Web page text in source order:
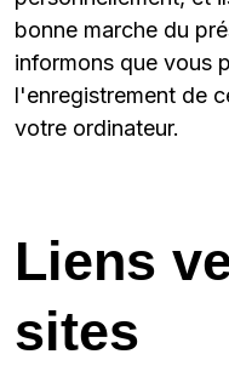
bonne marche du
informons que vous
l'enregistrement de
votre ordinateur.
Liens
sites